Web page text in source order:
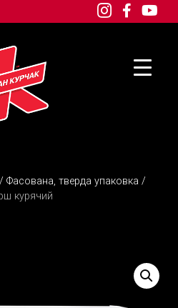
/ Фасована, тверда упаковка /
курячий